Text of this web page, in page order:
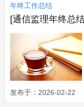
年终工作总结
[通信监理年终总
发布于：2026-02-22